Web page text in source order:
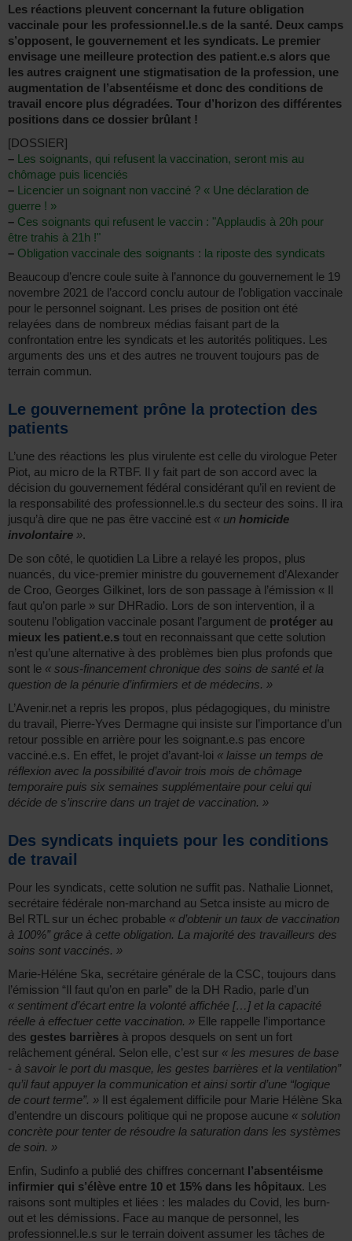
Les réactions pleuvent concernant la future obligation
vaccinale pour les professionnel.le.s de la santé. Deux camps
s’opposent, le gouvernement et les syndicats. Le premier
envisage une meilleure protection des patient.e.s alors que
les autres craignent une stigmatisation de la profession, une
augmentation de l’absentéisme et donc des conditions de
travail encore plus dégradées. Tour d’horizon des différentes
positions dans ce dossier brûlant !
[DOSSIER]
– Les soignants, qui refusent la vaccination, seront mis au
chômage puis licenciés
– Licencier un soignant non vacciné ? « Une déclaration de
guerre ! »
– Ces soignants qui refusent le vaccin : "Applaudis à 20h pour
être trahis à 21h !"
– Obligation vaccinale des soignants : la riposte des syndicats
Beaucoup d’encre coule suite à l’annonce du gouvernement le 19
novembre 2021 de l’accord conclu autour de l’obligation vaccinale
pour le personnel soignant. Les prises de position ont été
relayées dans de nombreux médias faisant part de la
confrontation entre les syndicats et les autorités politiques. Les
arguments des uns et des autres ne trouvent toujours pas de
terrain commun.
Le gouvernement prône la protection des
patients
L’une des réactions les plus virulente est celle du virologue Peter
Piot, au micro de la RTBF. Il y fait part de son accord avec la
décision du gouvernement fédéral considérant qu’il en revient de
la responsabilité des professionnel.le.s du secteur des soins. Il ira
jusqu’à dire que ne pas être vacciné est « un homicide
involontaire ».
De son côté, le quotidien La Libre a relayé les propos, plus
nuancés, du vice-premier ministre du gouvernement d’Alexander
de Croo, Georges Gilkinet, lors de son passage à l’émission « Il
faut qu’on parle » sur DHRadio. Lors de son intervention, il a
soutenu l’obligation vaccinale posant l’argument de protéger au
mieux les patient.e.s tout en reconnaissant que cette solution
n’est qu’une alternative à des problèmes bien plus profonds que
sont le « sous-financement chronique des soins de santé et la
question de la pénurie d’infirmiers et de médecins. »
L’Avenir.net a repris les propos, plus pédagogiques, du ministre
du travail, Pierre-Yves Dermagne qui insiste sur l’importance d’un
retour possible en arrière pour les soignant.e.s pas encore
vacciné.e.s. En effet, le projet d’avant-loi « laisse un temps de
réflexion avec la possibilité d’avoir trois mois de chômage
temporaire puis six semaines supplémentaire pour celui qui
décide de s’inscrire dans un trajet de vaccination. »
Des syndicats inquiets pour les conditions
de travail
Pour les syndicats, cette solution ne suffit pas. Nathalie Lionnet,
secrétaire fédérale non-marchand au Setca insiste au micro de
Bel RTL sur un échec probable « d’obtenir un taux de vaccination
à 100%” grâce à cette obligation. La majorité des travailleurs des
soins sont vaccinés. »
Marie-Héléne Ska, secrétaire générale de la CSC, toujours dans
l’émission “Il faut qu’on en parle” de la DH Radio, parle d’un
« sentiment d’écart entre la volonté affichée […] et la capacité
réelle à effectuer cette vaccination. » Elle rappelle l’importance
des gestes barrières à propos desquels on sent un fort
relâchement général. Selon elle, c’est sur « les mesures de base
- à savoir le port du masque, les gestes barrières et la ventilation”
qu’il faut appuyer la communication et ainsi sortir d’une “logique
de court terme”. » Il est également difficile pour Marie Hélène Ska
d’entendre un discours politique qui ne propose aucune « solution
concrète pour tenter de résoudre la saturation dans les systèmes
de soin. »
Enfin, Sudinfo a publié des chiffres concernant l’absentéisme
infirmier qui s’élève entre 10 et 15% dans les hôpitaux. Les
raisons sont multiples et liées : les malades du Covid, les burn-
out et les démissions. Face au manque de personnel, les
professionnel.le.s sur le terrain doivent assumer les tâches de